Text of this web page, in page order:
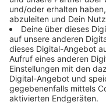
Die ganze
hier
Anzeige